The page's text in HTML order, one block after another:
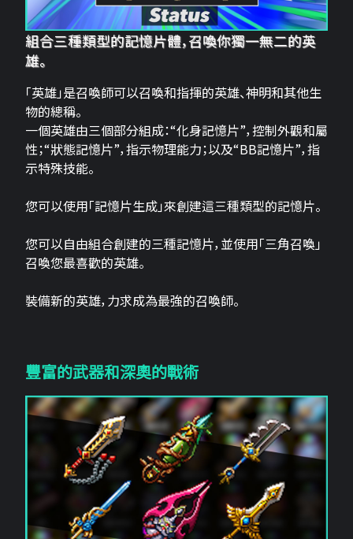
組合三種類型的記憶片體，召喚你獨一無二的英
雄。
「英雄」是召喚師可以召喚和指揮的英雄、神明和其他生
物的總稱。
一個英雄由三個部分組成：“化身記憶片”，控制外觀和屬
性；“狀態記憶片”，指示物理能力；以及“BB記憶片”，指
示特殊技能。
您可以使用「記憶片生成」來創建這三​​種類型的記憶片。
您可以自由組合創建的三種記憶片，並使用「三角召喚」
召喚您最喜歡的英雄。
裝備新的英雄，力求成為最強的召喚師。
豐富的武器和深奧的戰術